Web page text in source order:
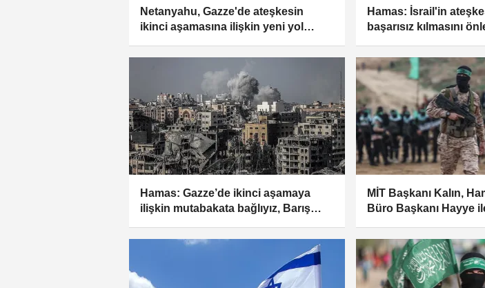
Netanyahu, Gazze'de ateşkesin
ikinci aşamasına ilişkin yeni yol
topluyor
Hamas: İsrail'in
başarısız kılmasını
Hamas: Gazze’de ikinci aşamaya
ilişkin mutabakata bağlıyız, Barış
MİT Başkanı Kalın,
Büro Başkanı Hayye